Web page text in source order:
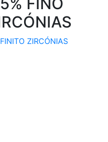
ZIRCÓNIAS